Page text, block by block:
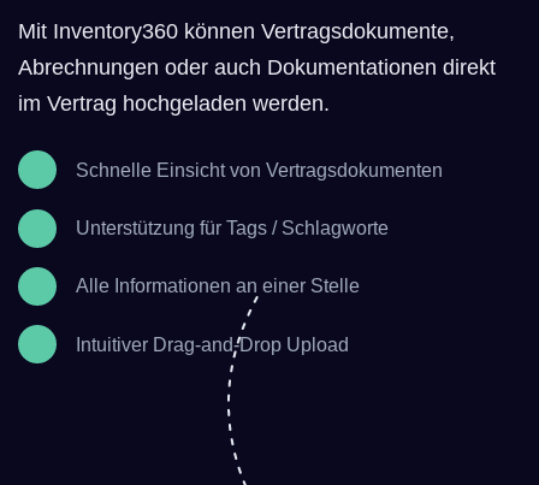
Mit Inventory360 können Vertragsdokumente,
Abrechnungen oder auch Dokumentationen direkt
im Vertrag hochgeladen werden.
Schnelle Einsicht von Vertragsdokumenten
Unterstützung für Tags / Schlagworte
Alle Informationen an einer Stelle
Intuitiver Drag-and-Drop Upload